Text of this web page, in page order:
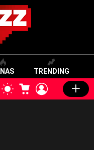
TRENDING
SWITCH
SKIN
CART LOGIN